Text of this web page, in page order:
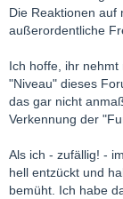
Die Reaktionen auf
außerordentliche
Ich hoffe, ihr
"Niveau" dieses
das gar nicht
Verkennung der
Als ich - zufällig! -
hell entzückt und
bemüht. Ich habe